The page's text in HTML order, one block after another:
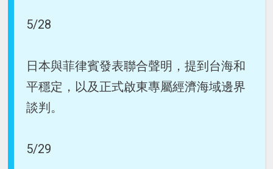
5/28
日本與菲律賓發表聯合聲明，提到台海和
平穩定，以及正式啟東專屬經濟海域邊界
談判。
5/29